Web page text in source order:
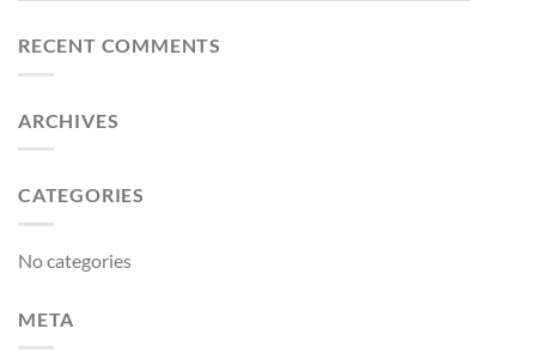
RECENT COMMENTS
ARCHIVES
CATEGORIES
No categories
META